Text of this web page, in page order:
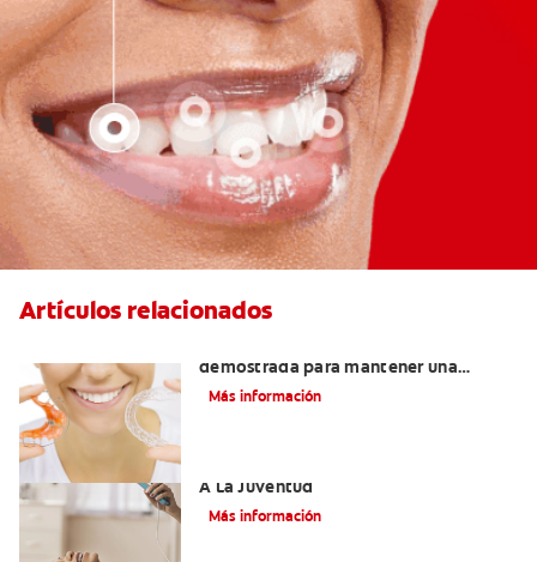
Artículos relacionados
demostrada para mantener una
sonrisa derecha
Más información
A La Juventud
Más información